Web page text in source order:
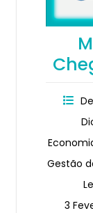
Gestão
3